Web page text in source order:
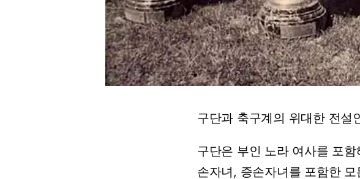
구단과 축구계의 위대한 전설
구단은 부인 노라 여사를 포함
손자녀, 증손자녀를 포함한 모